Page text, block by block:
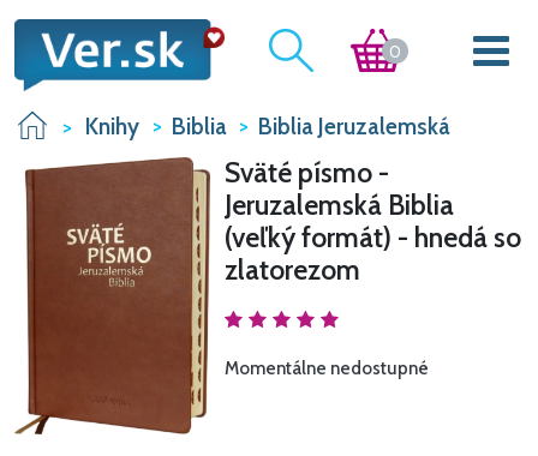
0
Knihy Biblia Biblia Jeruzalemská
Sväté písmo -
Jeruzalemská Biblia
(veľký formát) - hnedá so
zlatorezom
Momentálne nedostupné